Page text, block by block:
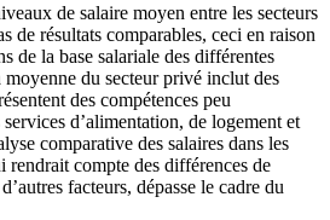
de salaire moyen entre les secteurs
de résultats comparables, ceci en raison
de la base salariale des différentes
du secteur privé inclut des
des compétences peu
d’alimentation, de logement et
comparative des salaires dans les
rendrait compte des différences de
facteurs, dépasse le cadre du